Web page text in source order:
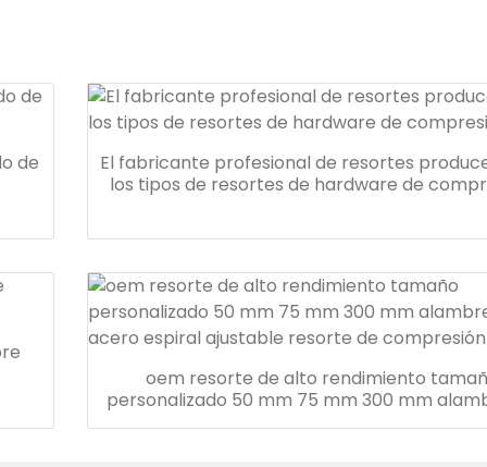
de
El fabricante profesional de resortes
los tipos de resortes de hardware de
oem resorte de alto rendimiento
personalizado 50 mm 75 mm 300 mm
acero espiral ajustable resorte de